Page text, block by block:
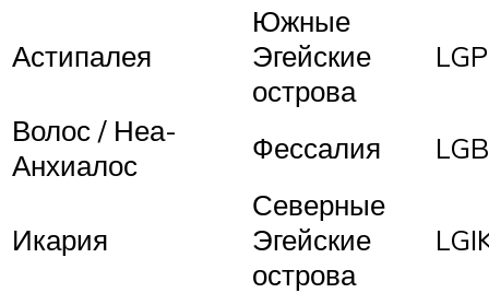
Астипалея
Южные
Эгейские
острова
Волос / Неа-
Анхиалос
Фессалия
Икария
Северные
Эгейские
острова